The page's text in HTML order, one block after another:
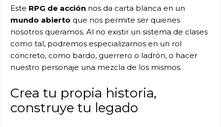
Este RPG de acción nos da carta blanca en un
mundo abierto que nos permite ser quienes
nosotros queramos. Al no existir un sistema de clases
como tal, podremos especializarnos en un rol
concreto, como bardo, guerrero o ladrón, o hacer
nuestro personaje una mezcla de los mismos.
Crea tu propia historia,
construye tu legado